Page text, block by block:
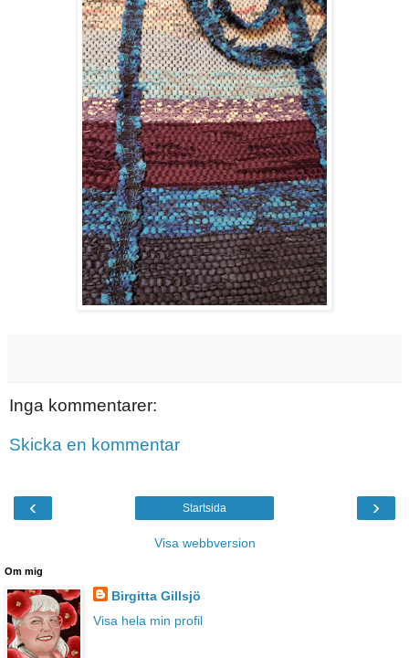
Inga kommentarer:
Skicka en kommentar
‹ ›
Startsida
Visa webbversion
Om mig
Birgitta Gillsjö
Visa hela min profil